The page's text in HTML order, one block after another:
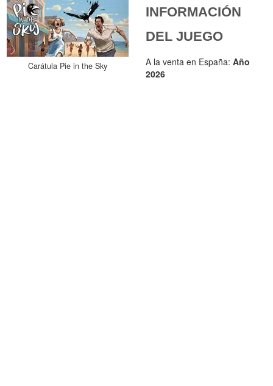
Carátula Pie in the Sky
INFORMACIÓN
DEL JUEGO
A la venta en España:Año
2026